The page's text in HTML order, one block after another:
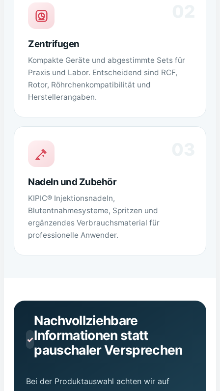
Zentrifugen
Kompakte Geräte und abgestimmte Sets für
Praxis und Labor. Entscheidend sind RCF,
Rotor, Röhrchenkompatibilität und
Herstellerangaben.
Nadeln und Zubehör
KIPIC® Injektionsnadeln,
Blutentnahmesysteme, Spritzen und
ergänzendes Verbrauchsmaterial für
professionelle Anwender.
✓
Nachvollziehbare
Informationen statt
pauschaler Versprechen
Bei der Produktauswahl achten wir auf